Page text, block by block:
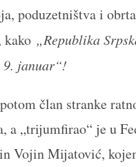
poduzetništva i
kako „Republika
9. januar“!
član stranke
a „trijumfirao“ je u
Vojin Mijatović,